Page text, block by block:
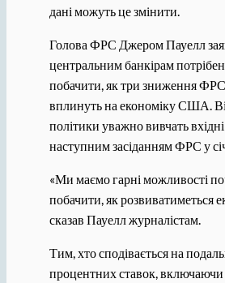
дані можуть це змінити.
Голова ФРС Джером Пауелл
центральним банкірам
побачити, як три зниження
вплинуть на економіку США.
політики уважно вивчать
наступним засіданням ФРС у
«Ми маємо гарні можливості
побачити, як розвиватиметься
сказав Пауелл журналістам.
Тим, хто сподівається на
процентних ставок, включаючи